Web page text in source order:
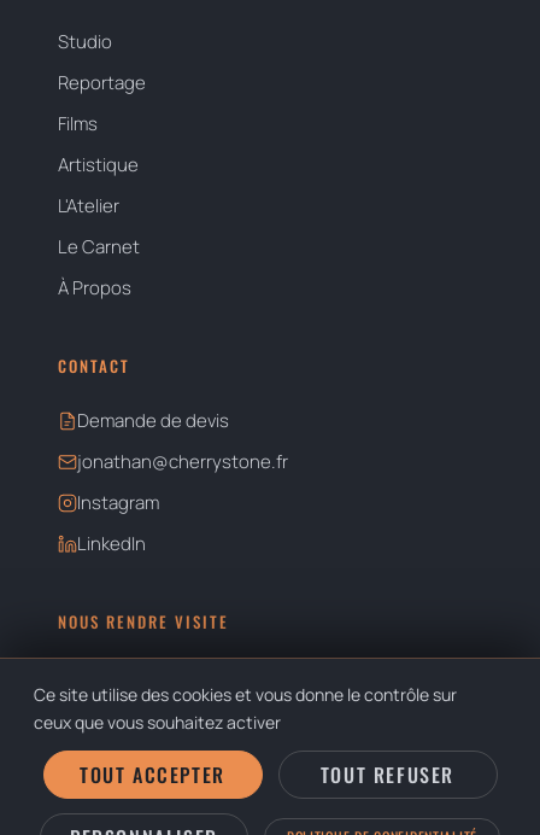
Ce site utilise des cookies et vous donne le contrôle sur
ceux que vous souhaitez activer
TOUT ACCEPTER TOUT REFUSER
Studio
Reportage
Films
Artistique
L'Atelier
Le Carnet
À Propos
CONTACT
Demande de devis
jonathan@cherrystone.fr
Instagram
LinkedIn
NOUS RENDRE VISITE
61 cours de la République
69100 Villeurbanne